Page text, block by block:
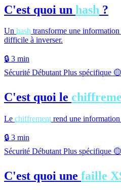
C'est quoi un hash ?
Un hash transforme une
difficile à inverser.
🔒 3 min
Sécurité Débutant Plus spécifique
C'est quoi le
Le chiffrement rend une
🔒 3 min
Sécurité Débutant Plus spécifique
C'est quoi une faille